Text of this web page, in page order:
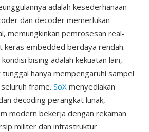
adalah kesederhanaan
dan decoder memerlukan
memungkinkan pemrosesan real-
keras embedded berdaya rendah.
bising adalah kekuatan lain,
hanya mempengaruhi sampel
frame. SoX menyediakan
decoding perangkat lunak,
modern bekerja dengan rekaman
militer dan infrastruktur